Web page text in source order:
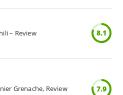
– Review 8.1
Grenache, Review 7.9